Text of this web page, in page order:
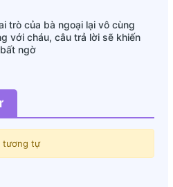
trò của bà ngoại lại vô cùng
với cháu, câu trả lời sẽ khiến
ngờ
tương tự